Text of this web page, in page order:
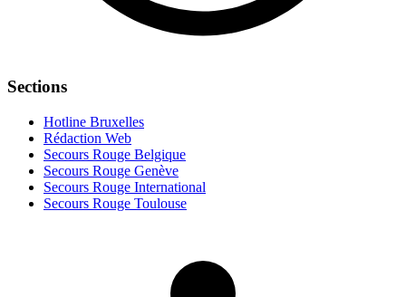
Sections
Hotline Bruxelles
Rédaction Web
Secours Rouge Belgique
Secours Rouge Genève
Secours Rouge International
Secours Rouge Toulouse